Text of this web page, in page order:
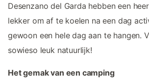
Desenzano del Garda hebben een
lekker om af te koelen na een dag
gewoon een hele dag aan te hangen.
sowieso leuk natuurlijk!
Het gemak van een camping